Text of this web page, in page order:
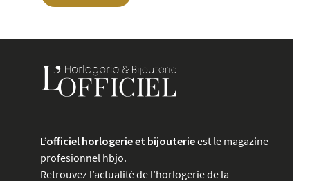
L’officiel horlogerie et bijouterieest le magazine
profesionnel hbjo.
Retrouvez l’actualité de l’horlogerie de la